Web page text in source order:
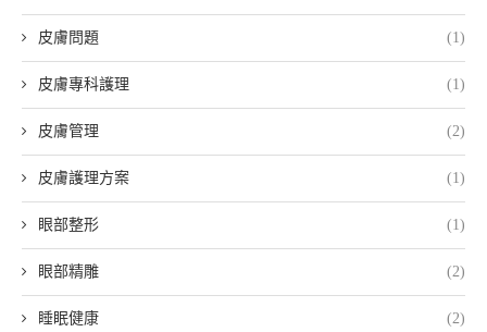
皮膚問題 (1)
皮膚專科護理 (1)
皮膚管理 (2)
皮膚護理方案 (1)
眼部整形 (1)
眼部精雕 (2)
睡眠健康 (2)